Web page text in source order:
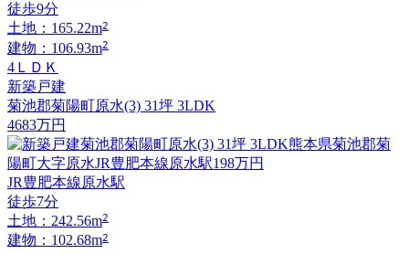
徒歩9分
土地：165.22m2
建物：106.93m2
4ＬＤＫ
新築戸建
菊池郡菊陽町原水(3) 31坪 3LDK
4683万円
JR豊肥本線原水駅
徒歩7分
土地：242.56m2
建物：102.68m2